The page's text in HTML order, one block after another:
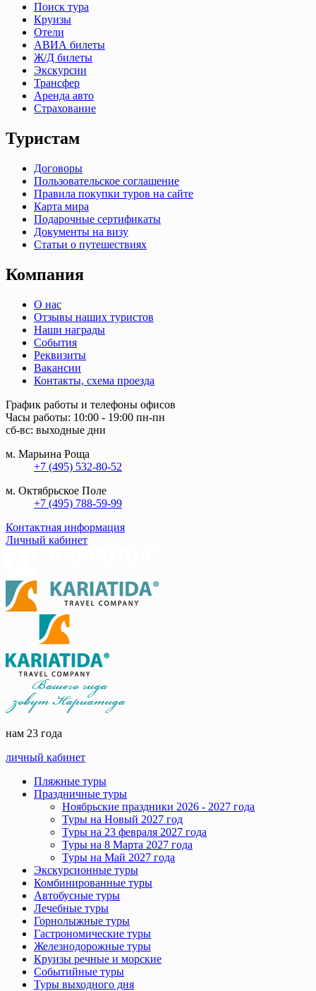
Поиск тура
Круизы
Отели
АВИА билеты
Ж/Д билеты
Экскурсии
Трансфер
Аренда авто
Страхование
Туристам
Договоры
Пользовательское соглашение
Правила покупки туров на сайте
Карта мира
Подарочные сертификаты
Документы на визу
Статьи о путешествиях
Компания
О нас
Отзывы наших туристов
Наши награды
События
Реквизиты
Вакансии
Контакты, схема проезда
График работы и телефоны офисов
Часы работы: 10:00 - 19:00 пн-пн
сб-вс: выходные дни
м. Марьина Роща
+7 (495) 532-80-52
м. Октябрьское Поле
+7 (495) 788-59-99
Контактная информация
Личный кабинет
нам 23 года
личный кабинет
Пляжные туры
Праздничные туры
Ноябрьские праздники 2026 - 2027 года
Туры на Новый 2027 год
Туры на 23 февраля 2027 года
Туры на 8 Марта 2027 года
Туры на Май 2027 года
Экскурсионные туры
Комбинированные туры
Автобусные туры
Лечебные туры
Горнолыжные туры
Гастрономические туры
Железнодорожные туры
Круизы речные и морские
Событийные туры
Туры выходного дня